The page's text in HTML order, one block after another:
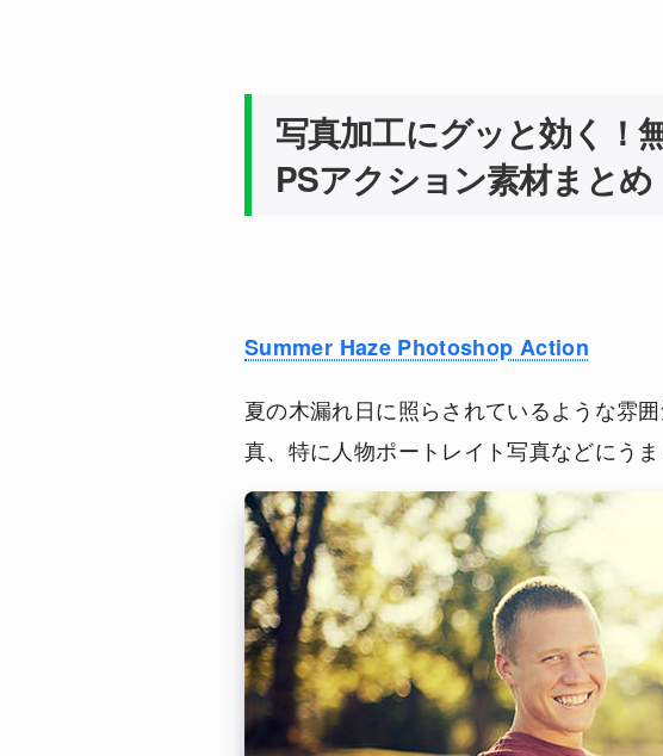
写真加工にグッと効く！
PSアクション素材まとめ
Summer Haze Photoshop Action
夏の木漏れ日に照らされているような雰
真、特に人物ポートレイト写真などにう